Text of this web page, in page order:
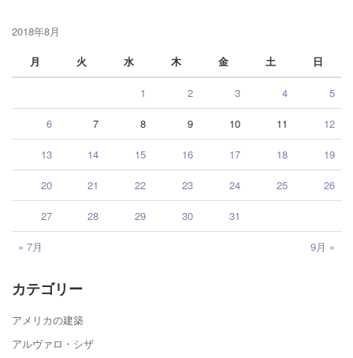
2018年8月
月
火 水 木 金 土 日
« 7月 9月 »
1 2 3 4 5
6 7 8 9 10 11 12
13 14 15 16 17 18 19
20 21 22 23 24 25 26
27 28 29 30 31
カテゴリー
アメリカの建築
アルヴァロ・シザ